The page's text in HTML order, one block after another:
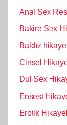
Anal Sex
Bakire Sex
Baldız
Cinsel
Dul Sex
Ensest
Erotik